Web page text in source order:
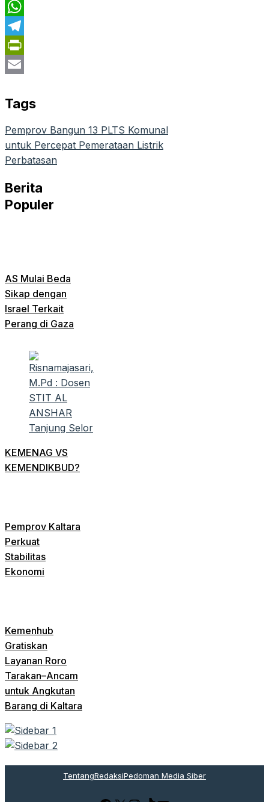
X
WhatsApp
Telegram
PrintFriendly
Tags
Pemprov Bangun 13 PLTS Komunal
untuk Percepat Pemerataan Listrik
Perbatasan
Berita
Populer
AS Mulai Beda
Sikap dengan
Israel Terkait
Perang di Gaza
KEMENAG VS
KEMENDIKBUD?
Pemprov Kaltara
Perkuat
Stabilitas
Ekonomi
Kemenhub
Gratiskan
Layanan Roro
Tarakan–Ancam
untuk Angkutan
Barang di Kaltara
TentangRedaksiPedoman Media Siber